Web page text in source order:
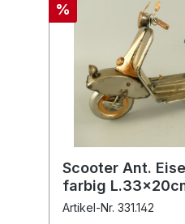
%
Scooter Ant.
farbig
Artikel-Nr. 331.142